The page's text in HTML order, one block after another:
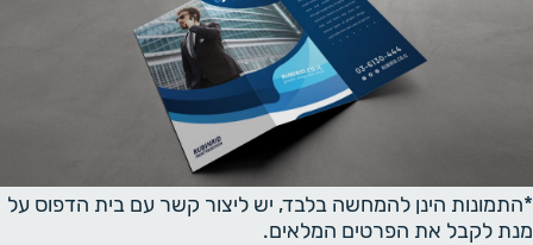
*התמונות הינן להמחשה בלבד, יש ליצור קשר עם בית הדפוס על
מנת לקבל את הפרטים המלאים.